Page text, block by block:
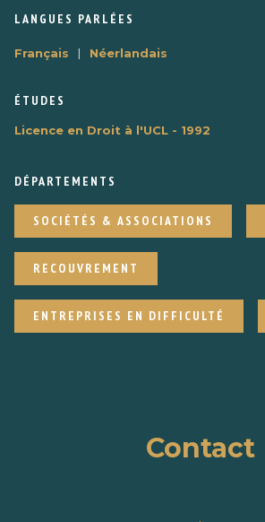
LANGUES PARLÉES
Français | Néerlandais
ÉTUDES
Licence en Droit à l'UCL - 1992
DÉPARTEMENTS
SOCIÉTÉS & ASSOCIATIONS
RECOUVREMENT
ENTREPRISES EN DIFFICULTÉ
Contact